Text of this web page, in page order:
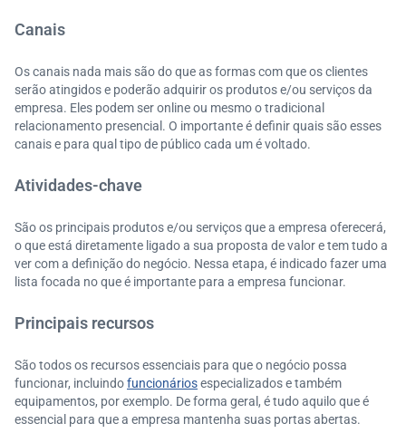
Canais
Os canais nada mais são do que as formas com que os clientes
serão atingidos e poderão adquirir os produtos e/ou serviços da
empresa. Eles podem ser online ou mesmo o tradicional
relacionamento presencial. O importante é definir quais são esses
canais e para qual tipo de público cada um é voltado.
Atividades-chave
São os principais produtos e/ou serviços que a empresa oferecerá,
o que está diretamente ligado a sua proposta de valor e tem tudo a
ver com a definição do negócio. Nessa etapa, é indicado fazer uma
lista focada no que é importante para a empresa funcionar.
Principais recursos
São todos os recursos essenciais para que o negócio possa
funcionar, incluindofuncionáriosespecializados e também
equipamentos, por exemplo. De forma geral, é tudo aquilo que é
essencial para que a empresa mantenha suas portas abertas.